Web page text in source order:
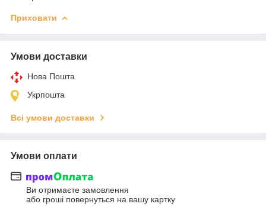
Приховати
Умови доставки
Нова Пошта
Укрпошта
Всі умови доставки
Умови оплати
Ви отримаєте замовлення
або гроші повернуться на вашу картку